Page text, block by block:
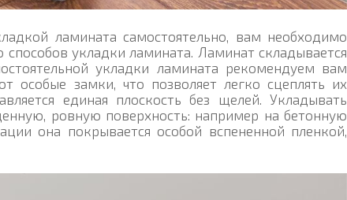
ламината самостоятельно, вам необходимо
способов укладки ламината. Ламинат складывается
укладки ламината рекомендуем вам
особые замки, что позволяет легко сцеплять их
единая плоскость без щелей. Укладывать
ровную поверхность: например на бетонную
она покрывается особой вспененной пленкой,